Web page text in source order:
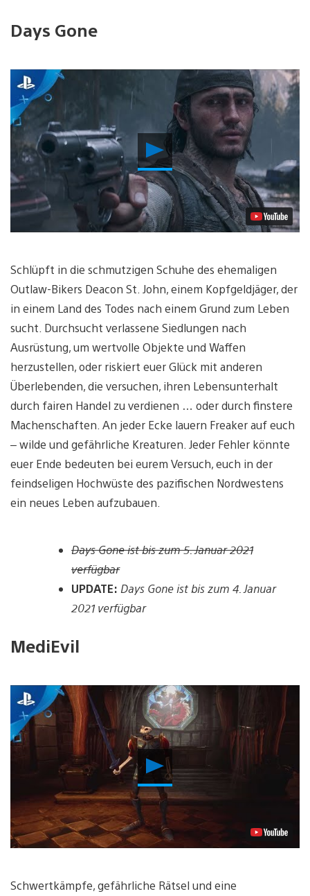
Days Gone
Video
abspielen
Schlüpft in die schmutzigen Schuhe des ehemaligen
Outlaw-Bikers Deacon St. John, einem Kopfgeldjäger, der
in einem Land des Todes nach einem Grund zum Leben
sucht. Durchsucht verlassene Siedlungen nach
Ausrüstung, um wertvolle Objekte und Waffen
herzustellen, oder riskiert euer Glück mit anderen
Überlebenden, die versuchen, ihren Lebensunterhalt
durch fairen Handel zu verdienen … oder durch finstere
Machenschaften. An jeder Ecke lauern Freaker auf euch
– wilde und gefährliche Kreaturen. Jeder Fehler könnte
euer Ende bedeuten bei eurem Versuch, euch in der
feindseligen Hochwüste des pazifischen Nordwestens
ein neues Leben aufzubauen.
Days Gone ist bis zum 5. Januar 2021
verfügbar
UPDATE: Days Gone ist bis zum 4. Januar
2021 verfügbar
MediEvil
Video
abspielen
Schwertkämpfe, gefährliche Rätsel und eine